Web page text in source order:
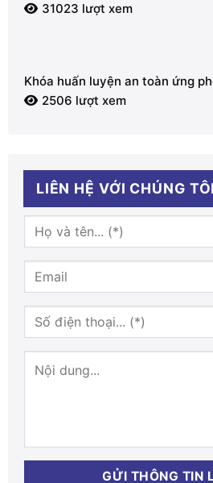
31023 lượt xem
Khóa huấn luyện an toàn ứng
2506 lượt xem
LIÊN HỆ VỚI CHÚNG TÔI